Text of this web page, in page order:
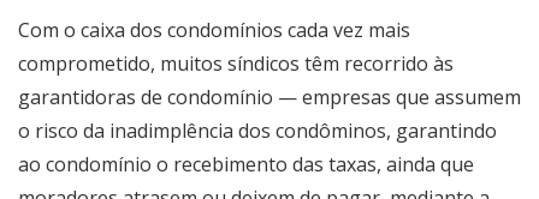
Com o caixa dos condomínios cada vez mais
comprometido, muitos síndicos têm recorrido às
garantidoras de condomínio — empresas que assumem
o risco da inadimplência dos condôminos, garantindo
ao condomínio o recebimento das taxas, ainda que